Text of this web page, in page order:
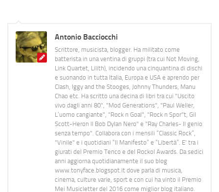
Antonio Bacciocchi
Scrittore, musicista, blogger. Ha militato come
batterista in una ventina di gruppi (tra cui Not Moving,
Link Quartet, Lilith), incidendo una cinquantina di dischi
e suonando in tutta Italia, Europa e USA e aprendo per
Clash, Iggy and the Stooges, Johnny Thunders, Manu
Chao etc. Ha scritto una decina di libri tra cui "Uscito
vivo dagli anni 80", "Mod Generations", "Paul Weller,
L’uomo cangiante", "Rock n Goal", "Rock n Spor"t, Gil
Scott-Heron Il Bob Dylan Nero" e "Ray Charles- Il genio
senza tempo". Collabora con i mensili “Classic Rock”,
"Vinile" e i quotidiani “Il Manifesto” e “Libertà”. E' tra i
giurati del Premio Tenco e del Rockol Awards. Da sedici
anni aggiorna quotidianamente il suo blog
www.tonyface.blogspot.it dove parla di musica,
cinema, culture varie, sport e con cui ha vinto il Premio
Mei Musicletter del 2016 come miglior blog italiano.